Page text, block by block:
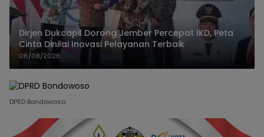
Dirjen Dukcapil Dorong Jember Percepat IKD, Peta
Cinta Dinilai Inovasi Pelayanan Terbaik
06/08/2026
DPRD Bondowoso